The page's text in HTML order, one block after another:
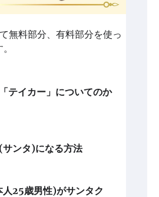
無料部分、有料部分を使っ
テイカー」についてのか
サンタ)になる方法
人25歳男性)がサンタク